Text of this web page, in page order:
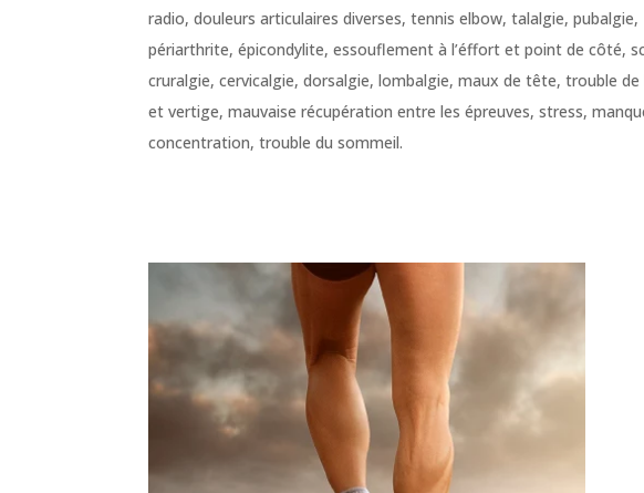
radio, douleurs articulaires diverses, tennis elbow, talalgie, pubalgie,
périarthrite, épicondylite, essouflement à l’éffort et point de côté,
cruralgie, cervicalgie, dorsalgie, lombalgie, maux de tête, trouble de
et vertige, mauvaise récupération entre les épreuves, stress,
concentration, trouble du sommeil.